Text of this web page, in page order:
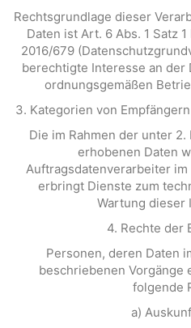
Rechtsgrundlage dieser
Daten ist Art. 6 Abs. 1 Satz
2016/679
berechtigte Interesse an
ordnungsgemäßen
3. Kategorien von
Die im Rahmen der unter
erhobenen Daten
Auftragsdatenverarbeiter
erbringt Dienste zum
Wartung dieser
4. Rechte der
Personen, deren Daten
beschriebenen Vorgänge
folgende
a)